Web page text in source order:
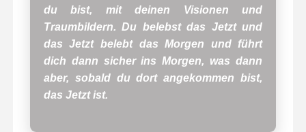
du bist, mit deinen Visionen und
Traumbildern. Du belebst das Jetzt und
das Jetzt belebt das Morgen und führt
dich dann sicher ins Morgen, was dann
aber, sobald du dort angekommen bist,
das Jetzt ist.